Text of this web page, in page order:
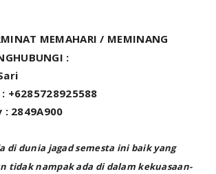
MEMAHARI / MEMINANG
:
+6285728925588
2849A900
di dunia jagad semesta ini baik yang
tidak nampak ada di dalam kekuasaan-